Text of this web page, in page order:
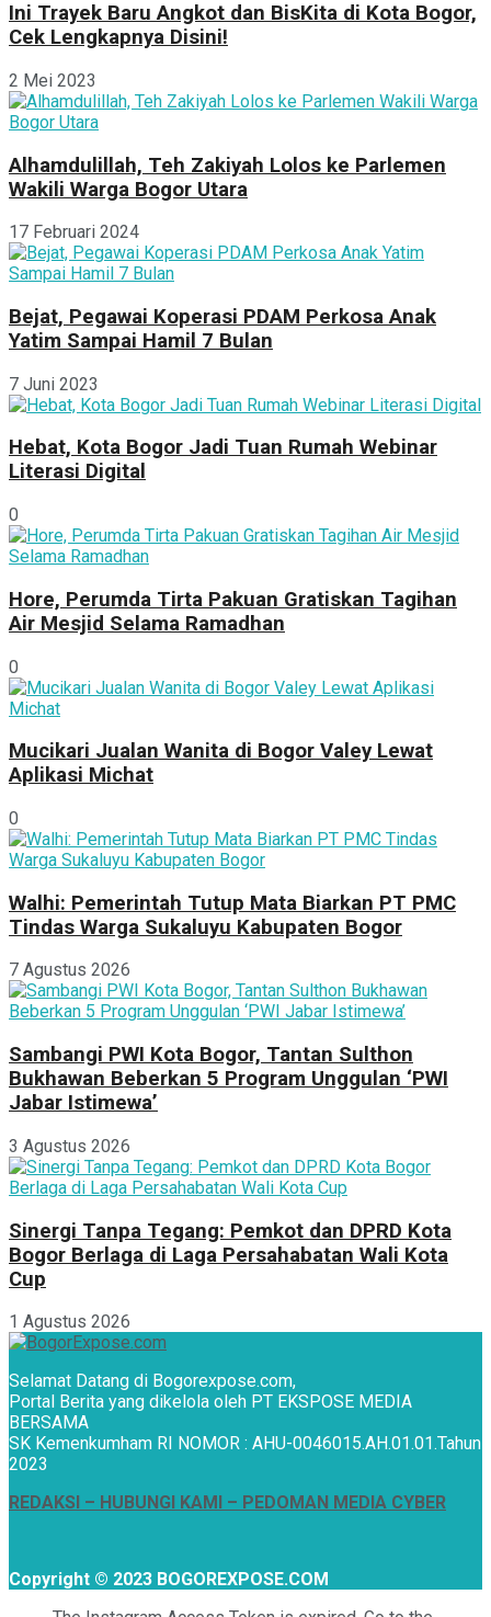
Ini Trayek Baru Angkot dan BisKita di Kota Bogor,
Cek Lengkapnya Disini!
2 Mei 2023
Alhamdulillah, Teh Zakiyah Lolos ke Parlemen
Wakili Warga Bogor Utara
17 Februari 2024
Bejat, Pegawai Koperasi PDAM Perkosa Anak
Yatim Sampai Hamil 7 Bulan
7 Juni 2023
Hebat, Kota Bogor Jadi Tuan Rumah Webinar
Literasi Digital
0
Hore, Perumda Tirta Pakuan Gratiskan Tagihan
Air Mesjid Selama Ramadhan
0
Mucikari Jualan Wanita di Bogor Valey Lewat
Aplikasi Michat
0
Walhi: Pemerintah Tutup Mata Biarkan PT PMC
Tindas Warga Sukaluyu Kabupaten Bogor
7 Agustus 2026
Sambangi PWI Kota Bogor, Tantan Sulthon
Bukhawan Beberkan 5 Program Unggulan ‘PWI
Jabar Istimewa’
3 Agustus 2026
Sinergi Tanpa Tegang: Pemkot dan DPRD Kota
Bogor Berlaga di Laga Persahabatan Wali Kota
Cup
1 Agustus 2026
Selamat Datang di Bogorexpose.com,
Portal Berita yang dikelola oleh PT EKSPOSE MEDIA
BERSAMA
SK Kemenkumham RI NOMOR : AHU-0046015.AH.01.01.Tahun
2023
REDAKSI – HUBUNGI KAMI – PEDOMAN MEDIA CYBER
Copyright © 2023 BOGOREXPOSE.COM